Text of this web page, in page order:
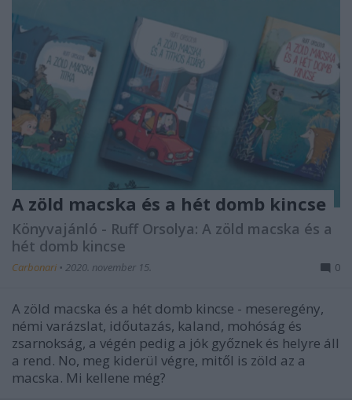
A zöld macska és a hét domb kincse
Könyvajánló - Ruff Orsolya: A zöld macska és a
hét domb kincse
Carbonari • 2020. november 15. 0
A zöld macska és a hét domb kincse - meseregény,
némi varázslat, időutazás, kaland, mohóság és
zsarnokság, a végén pedig a jók győznek és helyre áll
a rend. No, meg kiderül végre, mitől is zöld az a
macska. Mi kellene még?